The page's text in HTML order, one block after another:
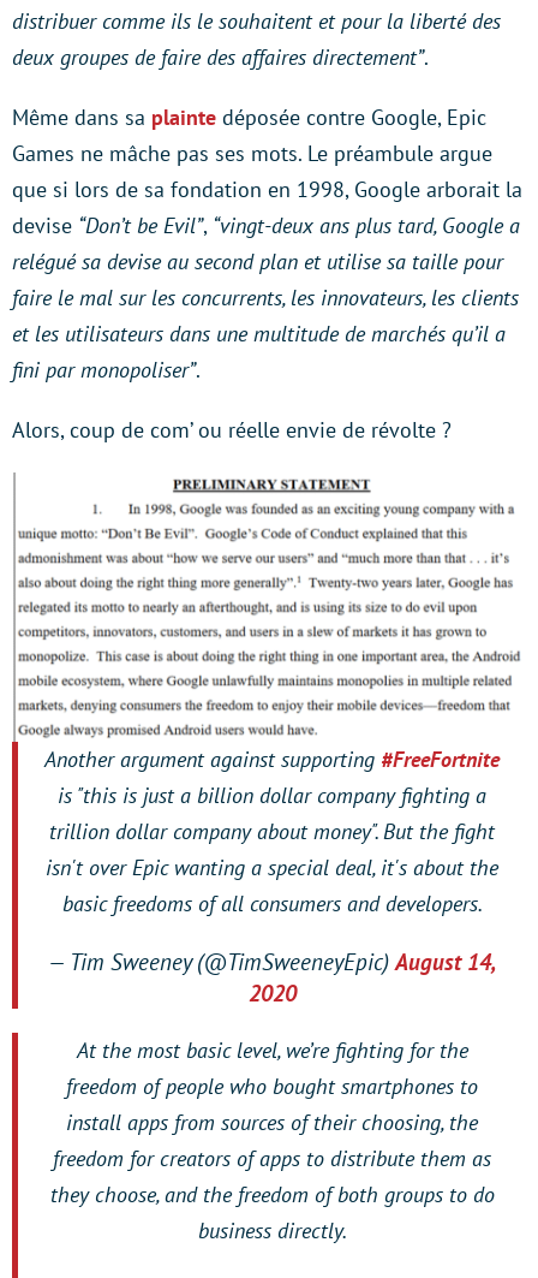
distribuer comme ils le souhaitent et pour la liberté des
deux groupes de faire des affaires directement”.
Même dans sa plainte déposée contre Google, Epic
Games ne mâche pas ses mots. Le préambule argue
que si lors de sa fondation en 1998, Google arborait la
devise “Don’t be Evil”, “vingt-deux ans plus tard, Google a
relégué sa devise au second plan et utilise sa taille pour
faire le mal sur les concurrents, les innovateurs, les clients
et les utilisateurs dans une multitude de marchés qu’il a
fini par monopoliser”.
Alors, coup de com’ ou réelle envie de révolte ?
Another argument against supporting #FreeFortnite
is "this is just a billion dollar company fighting a
trillion dollar company about money". But the fight
isn't over Epic wanting a special deal, it's about the
basic freedoms of all consumers and developers.
— Tim Sweeney (@TimSweeneyEpic)August 14,
2020
At the most basic level, we’re fighting for the
freedom of people who bought smartphones to
install apps from sources of their choosing, the
freedom for creators of apps to distribute them as
they choose, and the freedom of both groups to do
business directly.